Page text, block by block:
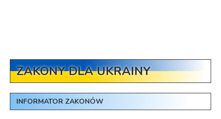
ZAKONY DLA UKRAINY
INFORMATOR ZAKONÓW